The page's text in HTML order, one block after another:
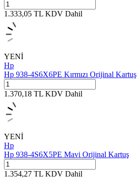
1.333,05 TL KDV Dahil
YENİ
Hp
Hp 938-4S6X6PE Kırmızı Orijinal Kartuş
1.370,18 TL KDV Dahil
YENİ
Hp
Hp 938-4S6X5PE Mavi Orijinal Kartuş
1.354,27 TL KDV Dahil